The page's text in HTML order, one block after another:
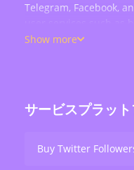
Telegram, Facebook,
views, retweets, and
Show more
サービスプラッ
Buy Twitter